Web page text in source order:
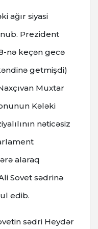
ağır siyasi
Prezident
nə keçən gecə
getmişdi)
Muxtar
Kələki
nəticəsiz
alaraq
Sovet sədrinə
edib.
sədri Heydər